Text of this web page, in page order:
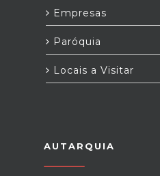
Empresas
Paróquia
Locais a Visitar
AUTARQUIA